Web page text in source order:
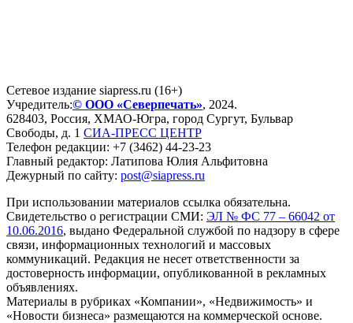
Сетевое издание siapress.ru (16+)
Учредитель:© ООО «Северпечать», 2024.
628403, Россия, ХМАО-Югра, город Сургут, Бульвар
Свободы, д. 1 СИА-ПРЕСС ЦЕНТР
Телефон редакции: +7 (3462) 44-23-23
Главный редактор: Латипова Юлия Альфитовна
Дежурный по сайту: post@siapress.ru
При использовании материалов ссылка обязательна.
Свидетельство о регистрации СМИ: ЭЛ № ФС 77 – 66042 от
10.06.2016, выдано Федеральной службой по надзору в сфере
связи, информационных технологий и массовых
коммуникаций. Редакция не несет ответственности за
достоверность информации, опубликованной в рекламных
объявлениях.
Материалы в рубриках «Компании», «Недвижимость» и
«Новости бизнеса» размещаются на коммерческой основе.